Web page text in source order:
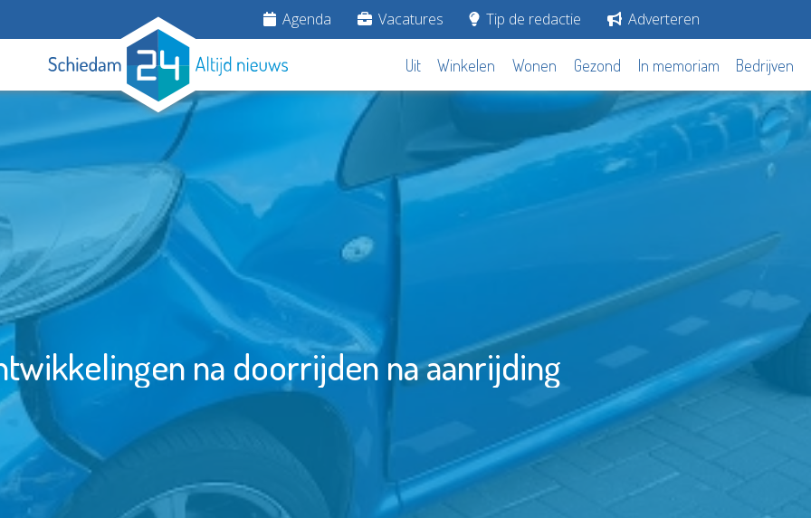
Agenda Vacatures Tip de redactie Adverteren
Uit Winkelen Wonen Gezond In memoriam Bedrijven
na doorrijden na aanrijding